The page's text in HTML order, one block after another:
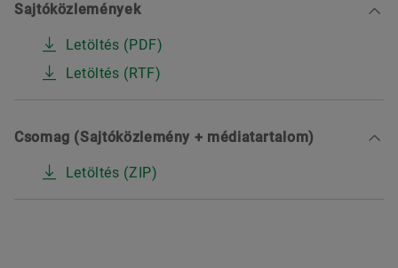
Sajtóközlemények
Letöltés (PDF)
Letöltés (RTF)
Csomag (Sajtóközlemény + médiatartalom)
Letöltés (ZIP)